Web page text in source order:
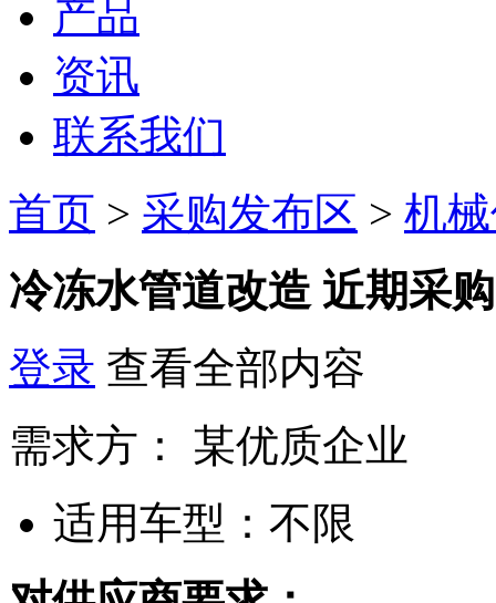
产品
资讯
联系我们
首页 > 采购发布区 > 机
冷冻水管道改造 近期采购
登录 查看全部内容
需求方：
某优质企业
适用车型： 不限